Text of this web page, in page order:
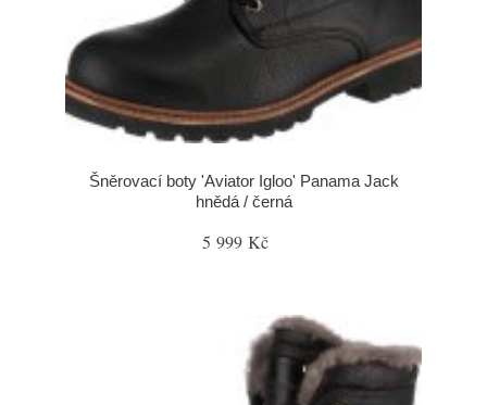
Šněrovací boty 'Aviator Igloo' Panama Jack
hnědá / černá
5 999 Kč